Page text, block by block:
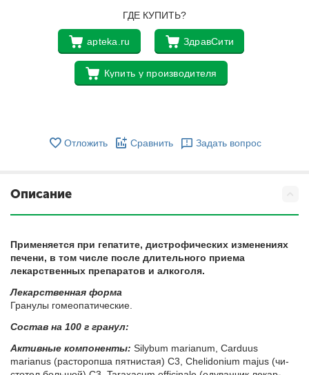
ГДЕ КУПИТЬ?
apteka.ru ЗдравСити
Купить у производителя
Отложить Сравнить Задать вопрос
Описание
Применяется при гепатите, дистрофических изменениях
печени, в том числе после длительного приема
лекарственных препаратов и алкоголя.
Ле­кар­ствен­ная фор­ма
Гра­ну­лы го­мео­па­ти­че­ские.
Со­став на 100 г гранул:
Ак­тив­ные компоненты: Silybum marianum, Carduus
marianus (рас­то­роп­ша пят­ни­стая) С3, Chelidonium majus (чи­